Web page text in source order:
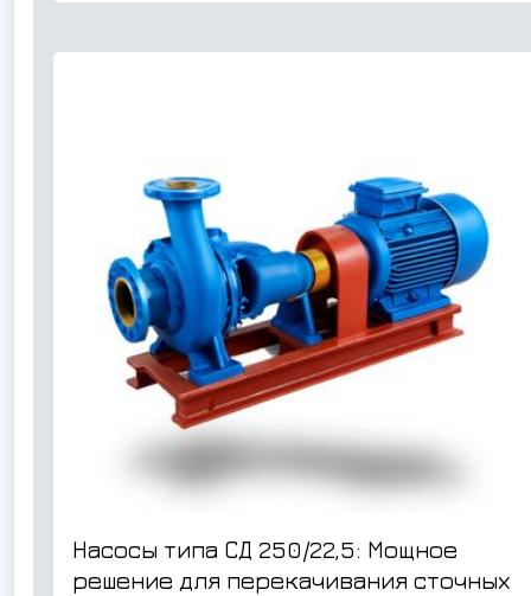
Насосы типа СД 250/22,5: Мощное
решение для перекачивания сточных